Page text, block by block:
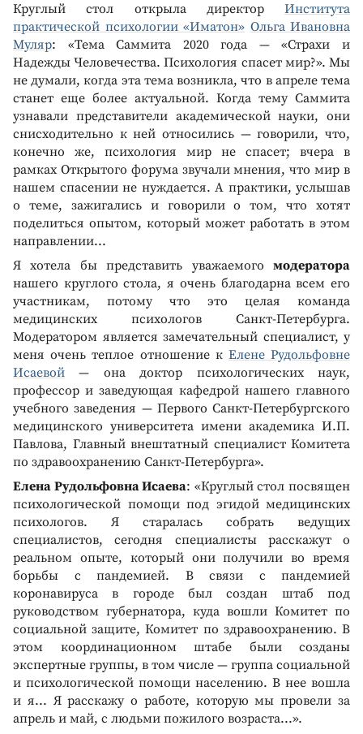
Круглый стол открыла директор Института
практической психологии «Иматон» Ольга Ивановна
Муляр: «Тема Саммита 2020 года — «Страхи и
Надежды Человечества. Психология спасет мир?». Мы
не думали, когда эта тема возникла, что в апреле тема
станет еще более актуальной. Когда тему Саммита
узнавали представители академической науки, они
снисходительно к ней относились — говорили, что,
конечно же, психология мир не спасет; вчера в
рамках Открытого форума звучали мнения, что мир в
нашем спасении не нуждается. А практики, услышав
о теме, зажигались и говорили о том, что хотят
поделиться опытом, который может работать в этом
направлении...
Я хотела бы представить уважаемого модератора
нашего круглого стола, я очень благодарна всем его
участникам, потому что это целая команда
медицинских психологов Санкт-Петербурга.
Модератором является замечательный специалист, у
меня очень теплое отношение к Елене Рудольфовне
Исаевой — она доктор психологических наук,
профессор и заведующая кафедрой нашего главного
учебного заведения — Первого Санкт-Петербургского
медицинского университета имени академика И.П.
Павлова, Главный внештатный специалист Комитета
по здравоохранению Санкт-Петербурга».
Елена Рудольфовна Исаева: «Круглый стол посвящен
психологической помощи под эгидой медицинских
психологов. Я старалась собрать ведущих
специалистов, сегодня специалисты расскажут о
реальном опыте, который они получили во время
борьбы с пандемией. В связи с пандемией
коронавируса в городе был создан штаб под
руководством губернатора, куда вошли Комитет по
социальной защите, Комитет по здравоохранению. В
этом координационном штабе были созданы
экспертные группы, в том числе — группа социальной
и психологической помощи населению. В нее вошла
и я... Я расскажу о работе, которую мы провели за
апрель и май, с людьми пожилого возраста...».